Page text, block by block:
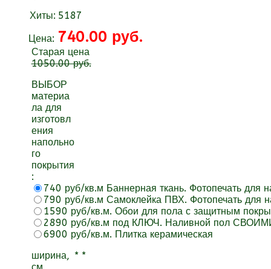
Хиты: 5187
Цена: 740.00 руб.
Старая цена
1050.00 руб.
ВЫБОР
материа
ла для
изготовл
ения
напольно
го
покрытия
:
740 руб/кв.м Баннерная ткань. Фотопечать для
790 руб/кв.м Самоклейка ПВХ. Фотопечать для
1590 руб/кв.м. Обои для пола с защитным
2890 руб/кв.м под КЛЮЧ. Наливной пол
6900 руб/кв.м. Плитка керамическая
ширина, * *